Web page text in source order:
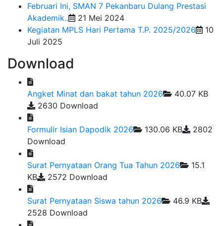
Februari Ini, SMAN 7 Pekanbaru Dulang Prestasi
Akademik..
21 Mei 2024
Kegiatan MPLS Hari Pertama T.P. 2025/2026
10
Juli 2025
Download
Angket Minat dan bakat tahun 2026
40.07 KB
2630 Download
Formulir Isian Dapodik 2026 130.06 KB
2802
Download
Surat Pernyataan Orang Tua Tahun 2026
15.1
KB
2572 Download
Surat Pernyataan Siswa tahun 2026
46.9 KB
2528 Download